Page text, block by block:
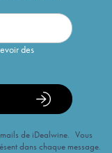
des
de iDealwine. Vous
dans chaque message.